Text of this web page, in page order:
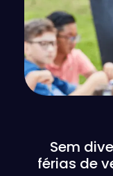
Sem
férias de